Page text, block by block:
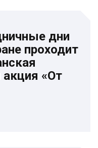
дни
проходит
акция «От